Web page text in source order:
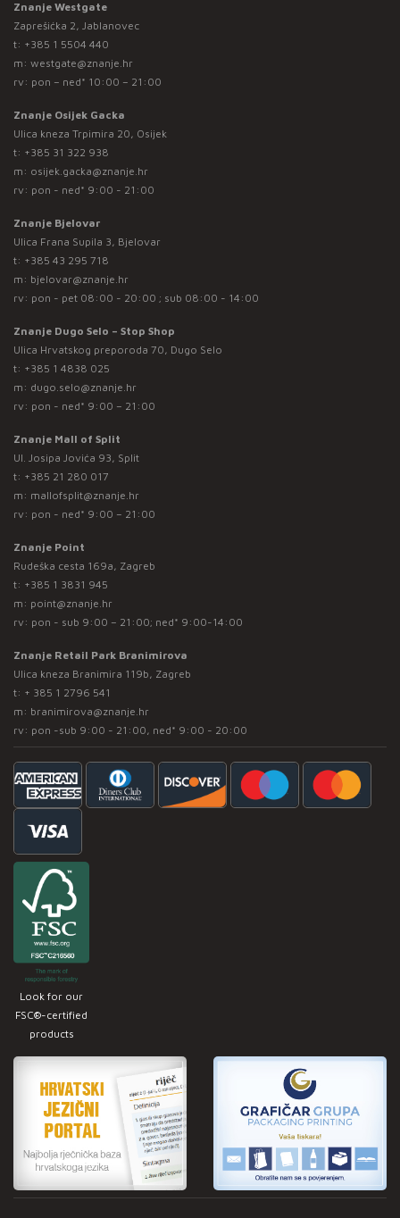
Znanje Westgate
Zaprešićka 2, Jablanovec
t: +385 1 5504 440
m: westgate@znanje.hr
rv: pon – ned* 10:00 – 21:00
Znanje Osijek Gacka
Ulica kneza Trpimira 20, Osijek
t: +385 31 322 938
m: osijek.gacka@znanje.hr
rv: pon - ned* 9:00 - 21:00
Znanje Bjelovar
Ulica Frana Supila 3, Bjelovar
t: +385 43 295 718
m: bjelovar@znanje.hr
rv: pon - pet 08:00 - 20:00 ; sub 08:00 - 14:00
Znanje Dugo Selo – Stop Shop
Ulica Hrvatskog preporoda 70, Dugo Selo
t: +385 1 4838 025
m: dugo.selo@znanje.hr
rv: pon - ned* 9:00 – 21:00
Znanje Mall of Split
Ul. Josipa Jovića 93, Split
t: +385 21 280 017
m: mallofsplit@znanje.hr
rv: pon - ned* 9:00 – 21:00
Znanje Point
Rudeška cesta 169a, Zagreb
t: +385 1 3831 945
m: point@znanje.hr
rv: pon - sub 9:00 – 21:00; ned* 9:00-14:00
Znanje Retail Park Branimirova
Ulica kneza Branimira 119b, Zagreb
t: + 385 1 2796 541
m: branimirova@znanje.hr
rv: pon -sub 9:00 - 21:00, ned* 9:00 - 20:00
Look for our
FSC®-certified
products